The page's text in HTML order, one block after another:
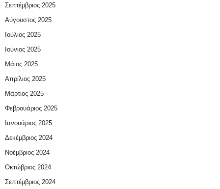
Σεπτέμβριος 2025
Αύγουστος 2025
Ιούλιος 2025
Ιούνιος 2025
Μάιος 2025
Απρίλιος 2025
Μάρτιος 2025
Φεβρουάριος 2025
Ιανουάριος 2025
Δεκέμβριος 2024
Νοέμβριος 2024
Οκτώβριος 2024
Σεπτέμβριος 2024